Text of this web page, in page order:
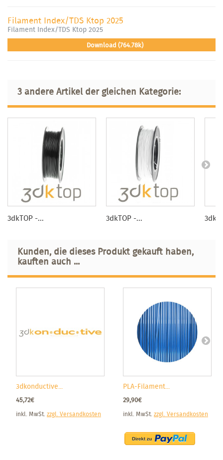
Filament Index/TDS Ktop 2025
Filament Index/TDS Ktop 2025
Download (764.78k)
3 andere Artikel der gleichen Kategorie:
3dkTOP -... 3dkTOP -... 3dk-
Kunden, die dieses Produkt gekauft haben,
kauften auch ...
3dkonductive...
45,72€
inkl. MwSt. zzgl. Versandkosten
PLA-Filament...
29,90€
inkl. MwSt. zzgl. Versandkosten